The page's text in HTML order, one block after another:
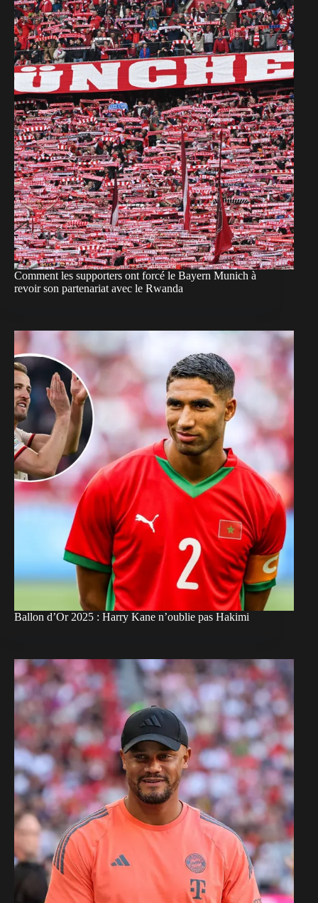
Comment les supporters ont forcé le Bayern Munich à
revoir son partenariat avec le Rwanda
Ballon d’Or 2025 : Harry Kane n’oublie pas Hakimi